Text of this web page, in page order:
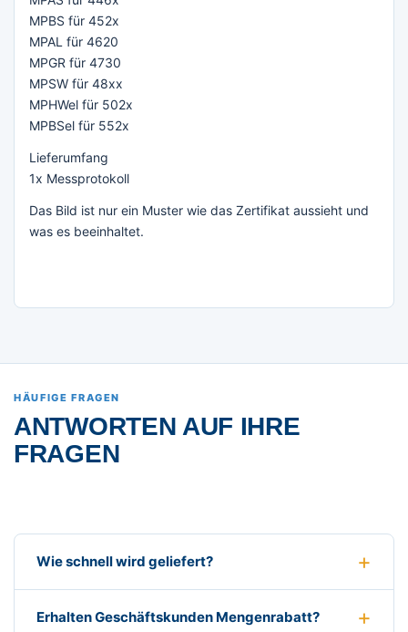
MPBS für 452x
MPAL für 4620
MPGR für 4730
MPSW für 48xx
MPHWel für 502x
MPBSel für 552x
Lieferumfang
1x Messprotokoll
Das Bild ist nur ein Muster wie das Zertifikat aussieht und
was es beeinhaltet.
HÄUFIGE FRAGEN
ANTWORTEN AUF IHRE
FRAGEN
Wie schnell wird geliefert?
Erhalten Geschäftskunden Mengenrabatt?